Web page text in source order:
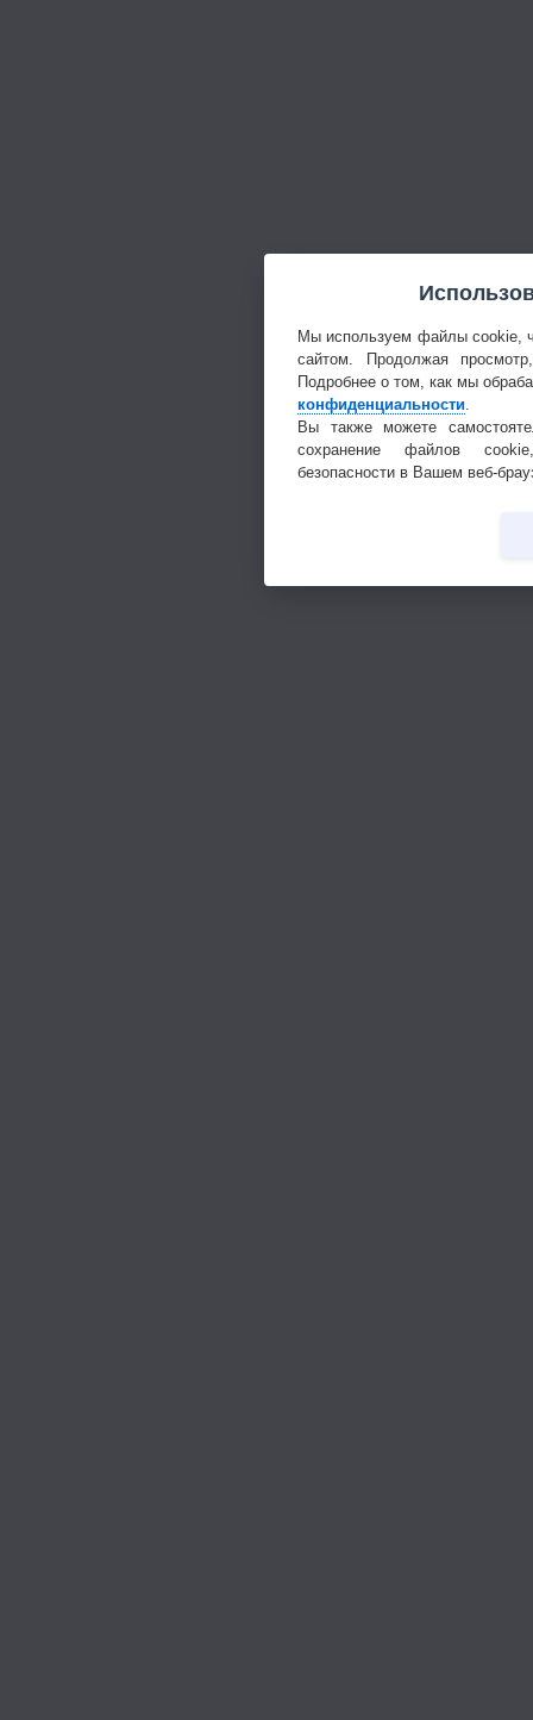
Мы используем файлы cookie,
сайтом. Продолжая
Подробнее о том, как мы
конфиденциальности
Вы также можете
сохранение файлов
безопасности в Вашем веб-